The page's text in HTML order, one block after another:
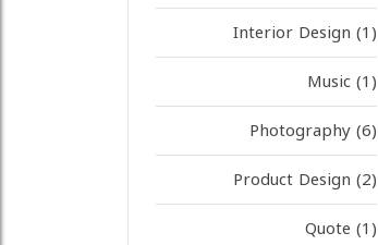
Interior Design (1)
Music(1)
Photography(6)
Product Design (2)
Quote (1)